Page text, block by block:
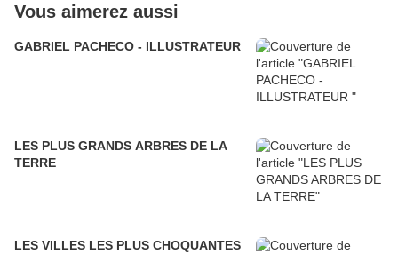
Vous aimerez aussi
GABRIEL PACHECO - ILLUSTRATEUR
LES PLUS GRANDS ARBRES DE LA
TERRE
LES VILLES LES PLUS CHOQUANTES